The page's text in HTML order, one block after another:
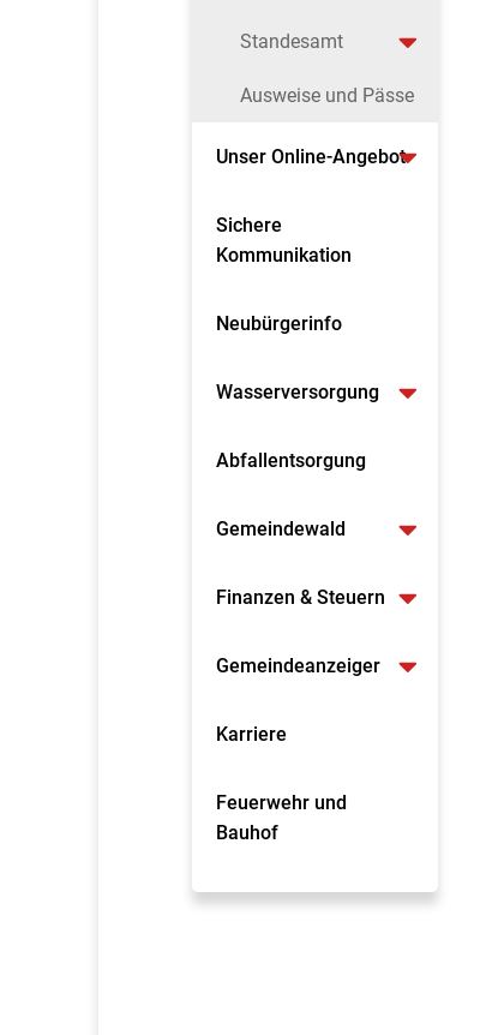
Standesamt
Ausweise und Pässe
Unser Online-Angebot
Sichere
Kommunikation
Neubürgerinfo
Wasserversorgung
Abfallentsorgung
Gemeindewald
Finanzen & Steuern
Gemeindeanzeiger
Karriere
Feuerwehr und
Bauhof